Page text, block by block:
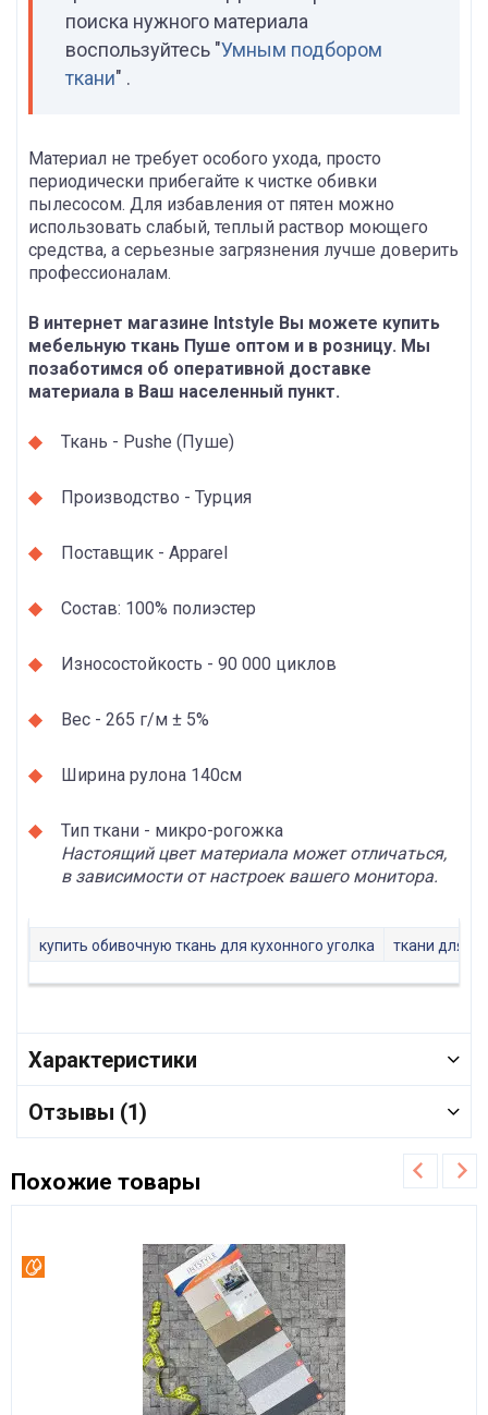
поиска нужного материала
воспользуйтесь "Умным подбором
ткани" .
Материал не требует особого ухода, просто
периодически прибегайте к чистке обивки
пылесосом. Для избавления от пятен можно
использовать слабый, теплый раствор моющего
средства, а серьезные загрязнения лучше доверить
профессионалам.
В интернет магазине Intstyle Вы можете купить
мебельную ткань Пуше оптом и в розницу. Мы
позаботимся об оперативной доставке
материала в Ваш населенный пункт.
Ткань - Pushe (Пуше)
Производство - Турция
Поставщик - Apparel
Состав: 100% полиэстер
Износостойкость - 90 000 циклов
Вес - 265 г/м ± 5%
Ширина рулона 140см
Тип ткани - микро-рогожка
Настоящий цвет материала может отличаться,
в зависимости от настроек вашего монитора.
купить обивочную ткань для кухонного уголка ткани для
Характеристики
Отзывы (1)
Похожие товары